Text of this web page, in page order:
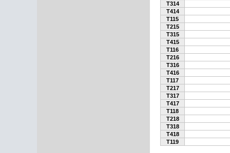
T314
T414
T115
T215
T315
T415
T116
T216
T316
T416
T117
T217
T317
T417
T118
T218
T318
T418
T119